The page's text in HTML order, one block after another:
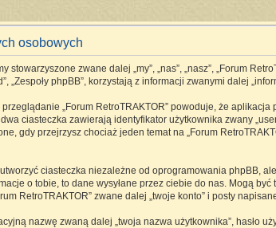
osobowych
zwane dalej „my”, „nas”, „nasz”, „Forum
„Zespoły phpBB”, korzystają z informacji zwanymi dalej
„Forum RetroTRAKTOR” powoduje, że
ciasteczka zawierają identyfikator użytkownika zwany
gdy przejrzysz chociaż jeden temat na „Forum
ciasteczka niezależne od oprogramowania phpBB,
o tobie, to dane wysyłane przez ciebie do nas. Mogą
RetroTRAKTOR” zwane dalej „twoje konto” i posty
nazwę zwaną dalej „twoja nazwa użytkownika”, hasło